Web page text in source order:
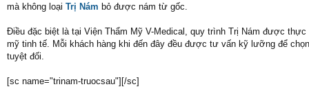
mà không loại Trị Nám bỏ được nám từ gốc.
Điều đặc biệt là tại Viện Thẩm Mỹ V-Medical, quy trình Trị Nám được
mỹ tinh tế. Mỗi khách hàng khi đến đây đều được tư vấn kỹ lưỡng để
tuyệt đối.
[sc name="trinam-truocsau"][/sc]